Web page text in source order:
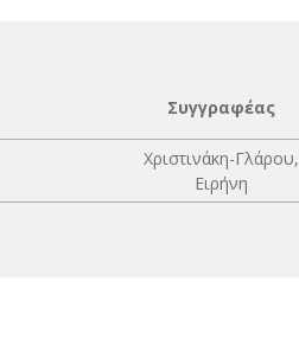
Συγγραφέας
Χριστινάκη-Γλάρου,
Ειρήνη